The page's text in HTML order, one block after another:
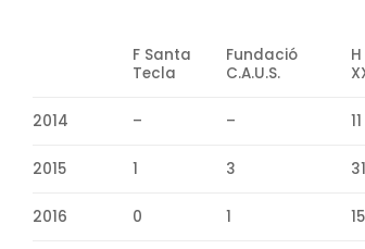
F Santa
Tecla
Fundació
C.A.U.S.
2014 – – 11
2015 1 3 31
2016 0 1 15